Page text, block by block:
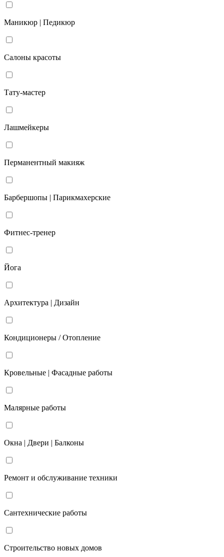
Маникюр | Педикюр
Салоны красоты
Тату-мастер
Лашмейкеры
Перманентный макияж
Барбершопы | Парикмахерские
Фитнес-тренер
Йога
Архитектура | Дизайн
Кондиционеры / Отопление
Кровельные | Фасадные работы
Малярные работы
Окна | Двери | Балконы
Ремонт и обслуживание техники
Сантехнические работы
Строительство новых домов